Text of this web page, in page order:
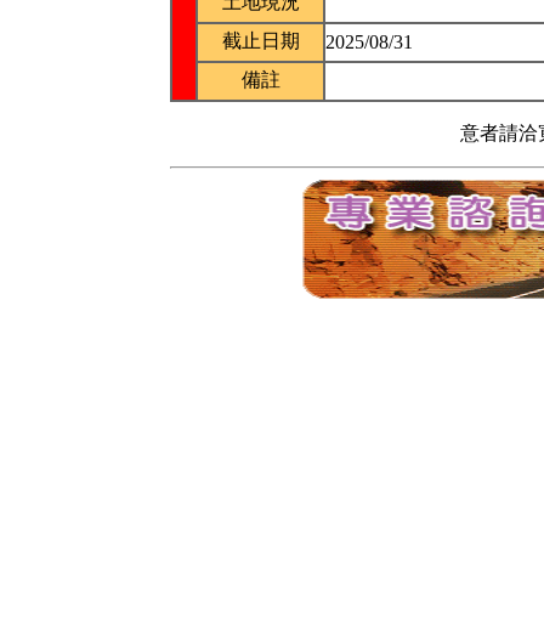
截止日期
2025/08/31
備註
意者請洽